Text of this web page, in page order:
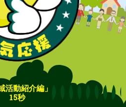
活動紹介編」
15秒